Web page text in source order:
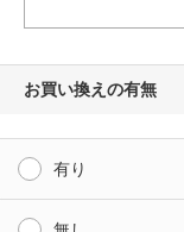
お買い換えの有無
有り